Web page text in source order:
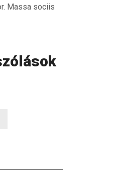
Massa sociis